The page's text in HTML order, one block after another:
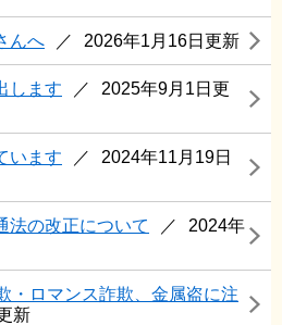
んへ 2026年1月16日更新
します
2025年9月1日更
います
2024年11月19日
法の改正について
2024年
・ロマンス詐欺、金属盗に注
新